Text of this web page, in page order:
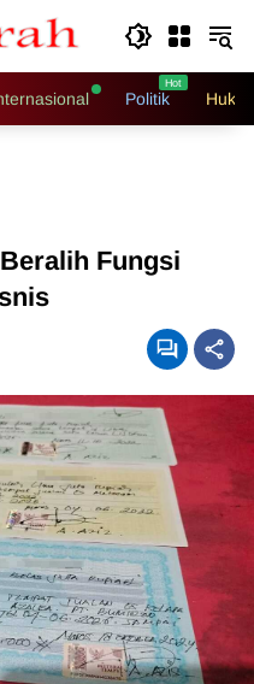
Politik
Fungsi